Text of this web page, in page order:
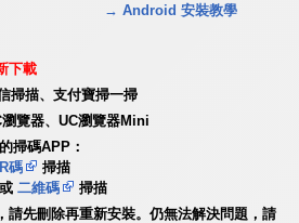
→ Android 安裝教學
下載
掃描、支付寶掃一掃
覽器、UC瀏覽器Mini
掃碼APP：
碼
掃描
或二維碼
掃描
請先刪除再重新安裝。仍無法解決問題，請